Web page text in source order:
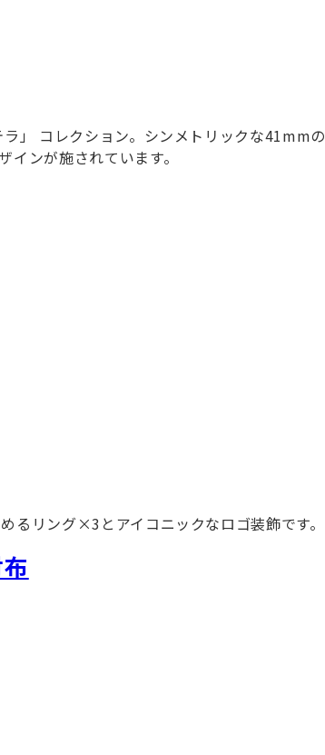
」 コレクション。シンメトリックな41mm
ンが施されています。
るリング×3とアイコニックなロゴ装飾です。